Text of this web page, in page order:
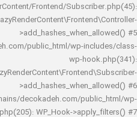
Frontend/
decokadeh.com/public_html/wp-
wp-
domains/decokadeh.com/
plugin.php(205): WP_Hook-